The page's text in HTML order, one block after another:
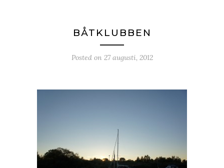
BÅTKLUBBEN
Posted on 27 augusti, 2012